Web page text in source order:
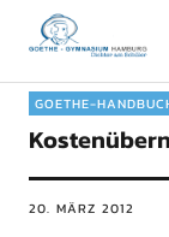
Goethe-
GOETHE-
20. MÄRZ 2012